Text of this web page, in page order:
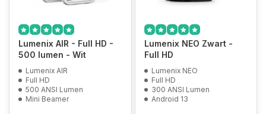
Lumenix AIR - Full HD -
500 lumen - Wit
Lumenix AIR
Full HD
500 ANSI Lumen
Mini Beamer
Lumenix NEO Zwart -
Full HD
Lumenix NEO
Full HD
300 ANSI Lumen
Android 13